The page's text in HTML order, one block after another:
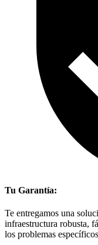
Tu Garantía:
Te entregamos una
infraestructura robusta,
los problemas